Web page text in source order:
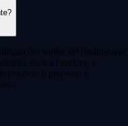
del wallet del destinatario
indica l'importo e
il processo è